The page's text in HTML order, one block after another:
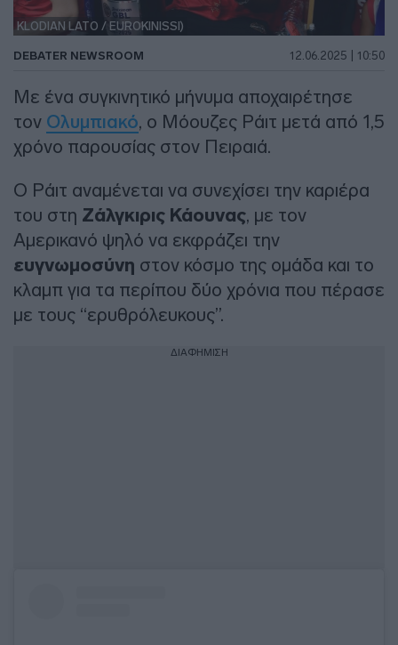
KLODIAN LATO / EUROKINISSI)
DEBATER NEWSROOM 12.06.2025 | 10:50
Με ένα συγκινητικό μήνυμα αποχαιρέτησε
τον Ολυμπιακό, ο Μόουζες Ράιτ μετά από 1,5
χρόνο παρουσίας στον Πειραιά.
Ο Ράιτ αναμένεται να συνεχίσει την καριέρα
του στη Ζάλγκιρις Κάουνας, με τον
Αμερικανό ψηλό να εκφράζει την
ευγνωμοσύνη στον κόσμο της ομάδα και το
κλαμπ για τα περίπου δύο χρόνια που πέρασε
με τους “ερυθρόλευκους”.
ΔΙΑΦΗΜΙΣΗ